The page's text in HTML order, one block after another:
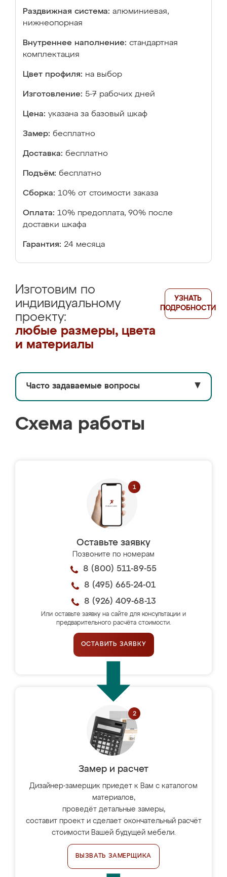
Раздвижная система: алюминиевая,
нижнеопорная
Внутреннее наполнение: стандартная
комплектация
Цвет профиля: на выбор
Изготовление: 5-7 рабочих дней
Цена: указана за базовый шкаф
Замер: бесплатно
Доставка: бесплатно
Подъём: бесплатно
Сборка: 10% от стоимости заказа
Оплата: 10% предоплата, 90% после
доставки шкафа
Гарантия: 24 месяца
Изготовим по
индивидуальному
проекту:
любые размеры, цвета
и материалы
УЗНАТЬ
ПОДРОБНОСТИ
Часто задаваемые вопросы ▼
Схема работы
Оставьте заявку
Позвоните по номерам
8 (800) 511-89-55
8 (495) 665-24-01
8 (926) 409-68-13
Или оставьте заявку на сайте для консультации и
предварительного расчёта стоимости.
ОСТАВИТЬ ЗАЯВКУ
Замер и расчет
Дизайнер-замерщик приедет к Вам с каталогом
материалов,
проведёт детальные замеры,
составит проект и сделает окончательный расчёт
стоимости Вашей будущей мебели.
ВЫЗВАТЬ ЗАМЕРЩИКА